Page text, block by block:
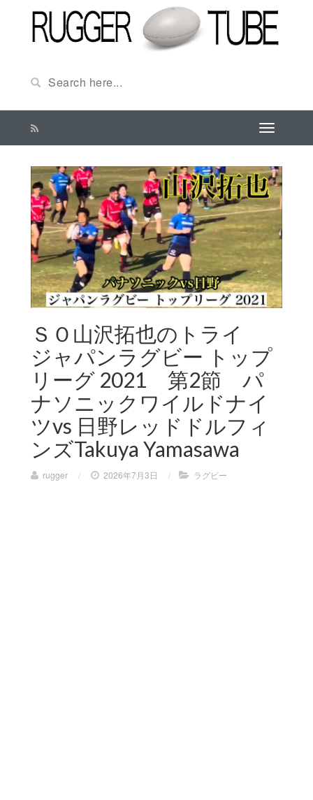
ＳＯ山沢拓也のトライ
ジャパンラグビー トップ
リーグ 2021 第2節 パ
ナソニックワイルドナイ
ツvs 日野レッドドルフィ
ンズTakuya Yamasawa
rugger / 2026年7月3日 / ラグビー